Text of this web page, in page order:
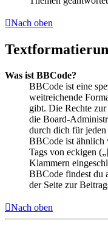
Nach oben
Was ist BBCode?
BBCode ist eine
weitreichende
gibt. Die Rechte
die Board-
durch dich für
BBCode ist ähnlich
Tags von eckigen
Klammern
BBCode findest du
der Seite zur
Nach oben